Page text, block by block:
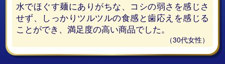
水でほぐす麺にありがちな、コシの弱さを感じさ
せず、しっかりツルツルの食感と歯応えを感じる
ことができ、満足度の高い商品でした。
（30代女性）